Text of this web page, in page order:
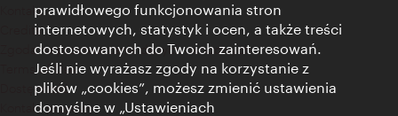
Kontakt
Credits
Zgoda na przetwarzanie danych osobowych
Terms of Use
Dostępność
Kontakt prasowy
prawidłowego funkcjonowania stron
internetowych, statystyk i ocen, a także treści
dostosowanych do Twoich zainteresowań.
Jeśli nie wyrażasz zgody na korzystanie z
plików „cookies”, możesz zmienić ustawienia
domyślne w „Ustawieniach